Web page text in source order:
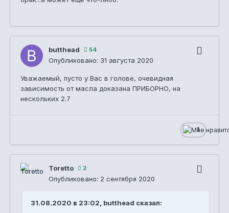
butthead 54
Опубликовано: 31 августа 2020
Уважаемый, пусто у Вас в голове, очевидная
зависимость от масла доказана ПРИБОРНО, на
нескольких 2.7
1
Toretto 2
Опубликовано: 2 сентября 2020
31.08.2020 в 23:02, butthead сказал: